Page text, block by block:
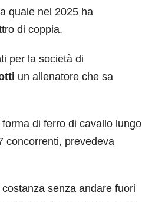
quale nel 2025 ha
di coppia.
per la società di
un allenatore che sa
di ferro di cavallo lungo
concorrenti, prevedeva
senza andare fuori